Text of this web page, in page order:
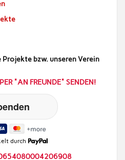
bzw. unseren Verein
"AN FREUNDE" SENDEN!
durch